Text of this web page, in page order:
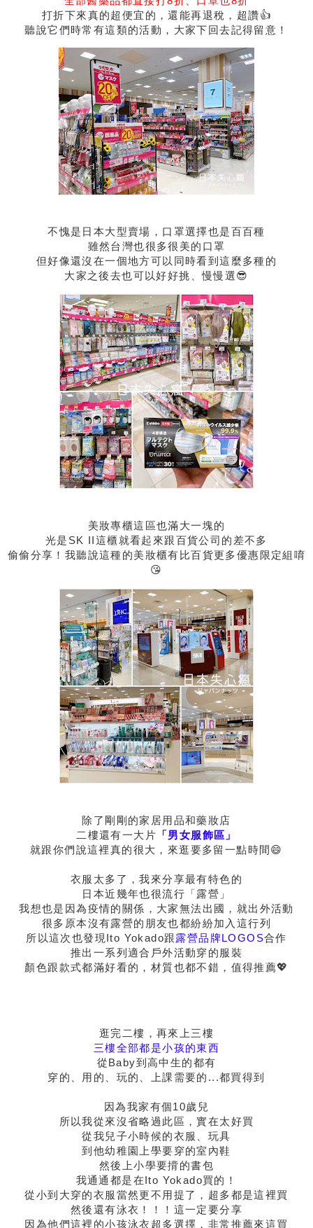
打折下來真的超便宜的，還能再退稅，超讚👍
聽說它們時常有這類的活動，大家下回去記得留意！
不愧是日本大型賣場，口罩選擇也是百百種
雖然台灣也很多很美的口罩
但好像還沒在一個地方可以同時看到這麼多種的
大家之後去也可以好好挑、慢慢選😎
美妝專櫃這區也滿大一塊的
光是SK II這櫃就看起來跟百貨公司的差不多
偷偷分享！我聽說這種的美妝櫃有比百貨更多優惠限定組唷
😘
除了剛剛的家居用品和藥妝店
二樓還有一大片 「男女服飾區」
就跟你們說這裡真的很大，來逛要多留一點時間😄
衣服太多了，我來分享最有特色的
日本近幾年也很流行「露營」
我想也是因為疫情的關係，大家無法出國，就出外活動
很多原本沒有露營的朋友也都紛紛加入這行列
所以這次也發現Ito Yokado跟露營品牌LOGOS合作
推出一系列適合戶外活動穿的服裝
顏色跟款式都滿好看的，材質也都不錯，值得推薦💖
逛完二樓，再來上三樓
三樓全部都是小孩的東西
從Baby到高中生的都有
穿的、用的、玩的、上課需要的...都買得到
因為我家有個10歲兒
所以我從來沒省略過此區，實在太好買
從我兒子小時候的衣服、玩具
到他幼稚園上學要穿的室內鞋
然後上小學要揹的書包
我通通都是在Ito Yokado買的！
從小到大穿的衣服當然更不用提了，超多都是這裡買
然後還有泳衣！！！這一定要分享
因為他們這裡的小孩泳衣超多選擇，非常推薦來這買